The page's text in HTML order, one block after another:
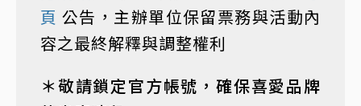
頁 公告，主辦單位保留票務與活動內
容之最終解釋與調整權利
＊敬請鎖定官方帳號，確保喜愛品牌